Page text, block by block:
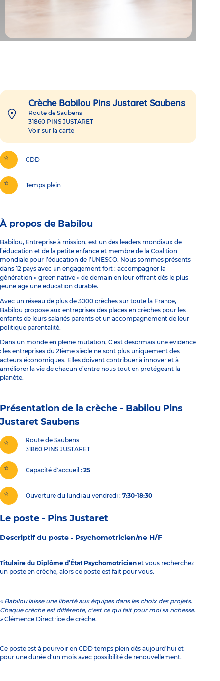
Crèche Babilou Pins Justaret Saubens
Route de Saubens
31860 PINS JUSTARET
Voir sur la carte
CDD
Temps plein
À propos de Babilou
Babilou, Entreprise à mission, est un des leaders mondiaux de
l’éducation et de la petite enfance et membre de la Coalition
mondiale pour l’éducation de l’UNESCO. Nous sommes présents
dans 12 pays avec un engagement fort : accompagner la
génération « green native » de demain en leur offrant dès le plus
jeune âge une éducation durable.
Avec un réseau de plus de 3000 crèches sur toute la France,
Babilou propose aux entreprises des places en crèches pour les
enfants de leurs salariés parents et un accompagnement de leur
politique parentalité.
Dans un monde en pleine mutation, C’est désormais une évidence
: les entreprises du 21ème siècle ne sont plus uniquement des
acteurs économiques. Elles doivent contribuer à innover et à
améliorer la vie de chacun d’entre nous tout en protégeant la
planète.
Présentation de la crèche - Babilou Pins
Justaret Saubens
Route de Saubens
31860 PINS JUSTARET
Capacité d'accueil 25
Ouverture du lundi au vendredi : 7:30-18:30
Le poste - Pins Justaret
Descriptif du poste - Psychomotricien/ne H/F
Titulaire du Diplôme d’État Psychomotricien et vous recherchez
un poste en crèche, alors ce poste est fait pour vous.
« Babilou laisse une liberté aux équipes dans les choix des projets.
Chaque crèche est différente, c’est ce qui fait pour moi sa richesse.
»Clémence Directrice de crèche.
Ce poste est à pourvoir en CDD temps plein dès aujourd'hui et
pour une durée d'un mois avec possibilité de renouvellement.